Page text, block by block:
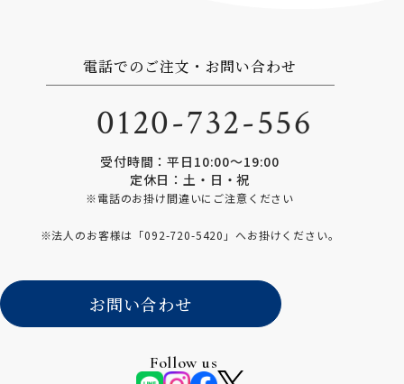
電話でのご注文・お問い合わせ
0120-732-556
受付時間：平日10:00〜19:00
定休日：土・日・祝
※電話のお掛け間違いにご注意ください
※法人のお客様は「092-720-5420 」へお掛けください。
Follow us
お問い合わせ